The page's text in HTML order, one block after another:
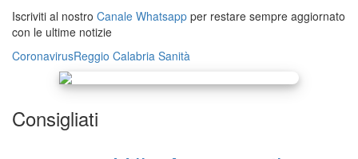
Iscriviti al nostro Canale Whatsapp per restare sempre aggiornato
con le ultime notizie
CoronavirusReggio Calabria Sanità
Consigliati